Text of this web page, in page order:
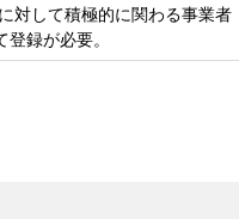
対して積極的に関わる事業者
登録が必要。